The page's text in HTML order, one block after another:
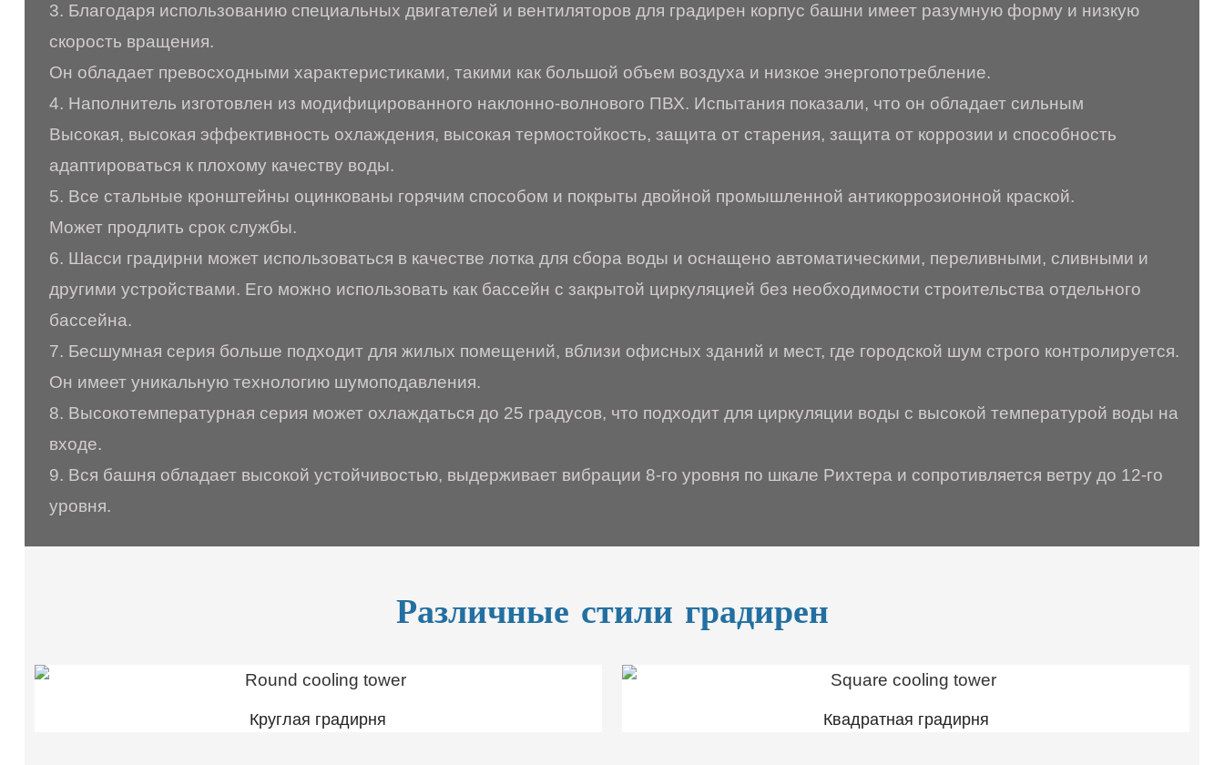
3. Благодаря использованию специальных двигателей и вентиляторов для градирен корпус башни имеет разумную форму и низкую
скорость вращения.
Он обладает превосходными характеристиками, такими как большой объем воздуха и низкое энергопотребление.
4. Наполнитель изготовлен из модифицированного наклонно-волнового ПВХ. Испытания показали, что он обладает сильным
Высокая, высокая эффективность охлаждения, высокая термостойкость, защита от старения, защита от коррозии и способность
адаптироваться к плохому качеству воды.
5. Все стальные кронштейны оцинкованы горячим способом и покрыты двойной промышленной антикоррозионной краской.
Может продлить срок службы.
6. Шасси градирни может использоваться в качестве лотка для сбора воды и оснащено автоматическими, переливными, сливными и
другими устройствами. Его можно использовать как бассейн с закрытой циркуляцией без необходимости строительства отдельного
бассейна.
7. Бесшумная серия больше подходит для жилых помещений, вблизи офисных зданий и мест, где городской шум строго контролируется.
Он имеет уникальную технологию шумоподавления.
8. Высокотемпературная серия может охлаждаться до 25 градусов, что подходит для циркуляции воды с высокой температурой воды на
входе.
9. Вся башня обладает высокой устойчивостью, выдерживает вибрации 8-го уровня по шкале Рихтера и сопротивляется ветру до 12-го
уровня.
Различные стили градирен
Круглая градирня Квадратная градирня